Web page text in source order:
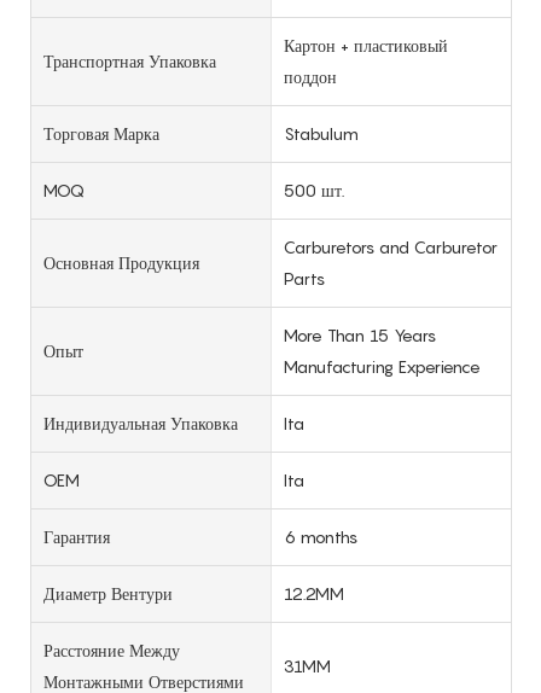
Транспортная Упаковка
Картон + пластиковый
поддон
Торговая Марка Stabulum
MOQ 500 шт.
Основная Продукция
Carburetors and Carburetor
Parts
Опыт
More Than 15 Years
Manufacturing Experience
Индивидуальная Упаковка Ita
OEM Ita
Гарантия 6 months
Диаметр Вентури 12.2MM
Расстояние Между
Монтажными Отверстиями
31MM